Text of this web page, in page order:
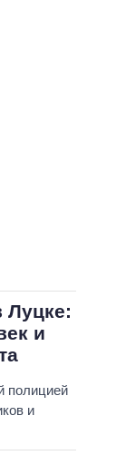
Луцке:
и
полицией
и